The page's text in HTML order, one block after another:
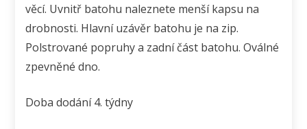
věcí. Uvnitř batohu naleznete menší kapsu na
drobnosti. Hlavní uzávěr batohu je na zip.
Polstrované popruhy a zadní část batohu. Oválné
zpevněné dno.
Doba dodání 4. týdny